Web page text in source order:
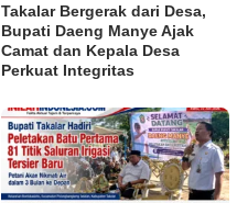
Takalar Bergerak dari Desa,
Bupati Daeng Manye Ajak
Camat dan Kepala Desa
Perkuat Integritas